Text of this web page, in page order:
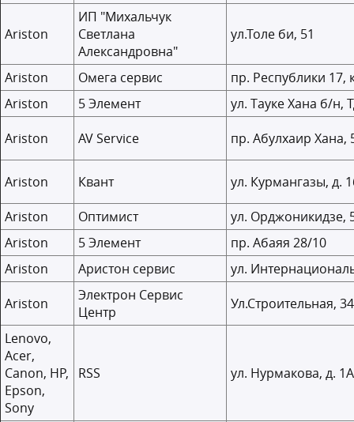
Ariston
ИП "Михальчук
Светлана
Александровна"
ул.Толе би, 51
Ariston Омега сервис
пр. Республики 17,
Ariston
5 Элемент
ул. Тауке Хана б/н,
Ariston
AV Service пр. Абулхаир Хана,
Ariston Квант
ул. Курмангазы, д.
Ariston
Оптимист
ул.
Ariston
5 Элемент
пр. Абаяя 28/10
Ariston
Аристон сервис
ул.
Ariston
Электрон Сервис
Центр
Ул.Строительная,
Lenovo,
Acer,
Canon, HP,
Epson,
Sony
RSS ул. Нурмакова, д. 1А